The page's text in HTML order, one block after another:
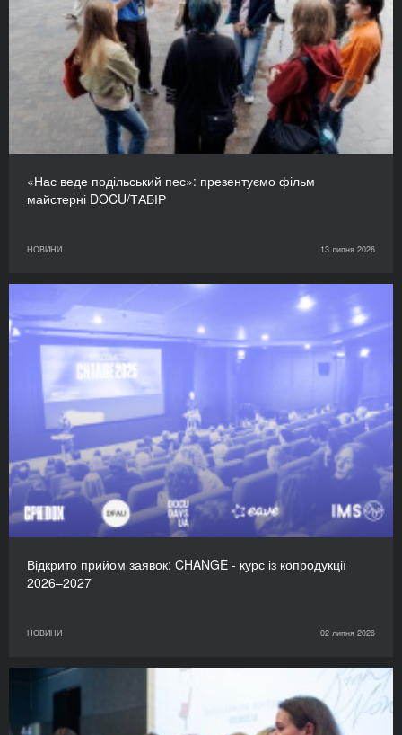
«Нас веде подільський пес»: презентуємо фільм
майстерні DOCU/ТАБІР
НОВИНИ 13 липня 2026
Відкрито прийом заявок: CHANGE - курс із копродукції
2026–2027
НОВИНИ 02 липня 2026